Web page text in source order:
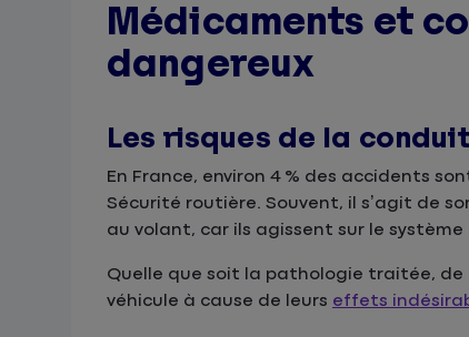
Médicaments et
dangereux
Les risques de la
En France, environ 4 % des accidents
Sécurité routière. Souvent, il s’agit de
au volant, car ils agissent sur le système
Quelle que soit la pathologie traitée,
véhicule à cause de leurs effets